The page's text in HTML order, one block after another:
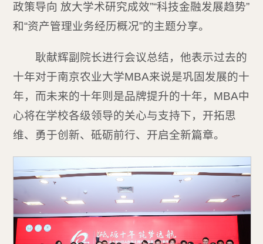
政策导向 放大学术研究成效”“科技金融发展趋势”
和“资产管理业务经历概况”的主题分享。
耿献辉副院长进行会议总结，他表示过去的
十年对于南京农业大学MBA来说是巩固发展的十
年，而未来的十年则是品牌提升的十年，MBA中
心将在学校各级领导的关心与支持下，开拓思
维、勇于创新、砥砺前行、开启全新篇章。